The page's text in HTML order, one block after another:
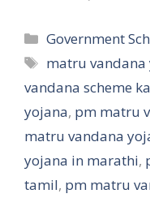
Categories
Government
Tags
matru vandana
vandana scheme
yojana, pm matru
matru vandana
yojana in marathi,
tamil, pm matru